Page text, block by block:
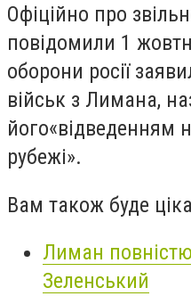
Офіційно про
повідомили 1
оборони росії
військ з Лимана,
його«відведенням
рубежі».
Вам також буде
Лиман
Зеленський